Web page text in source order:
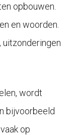
opbouwen.
en woorden.
uitzonderingen
wordt
bijvoorbeeld
op